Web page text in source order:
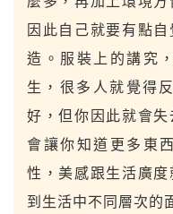
因此自己就要有點
造。服裝上的講究
生，很多人就覺得
好，但你因此就會
會讓你知道更多東
性，美感跟生活廣
到生活中不同層次的